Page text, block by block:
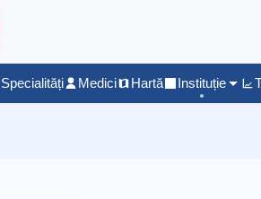
Specialități Medici Hartă Instituție